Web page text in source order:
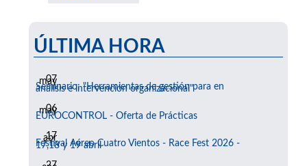
ÚLTIMA HORA
07
may
Seminario: "Herramientas de gestión para en
análisis e intervención organizacional"
06
may
EUROCONTROL - Oferta de Prácticas
17
abr
Festival Aéreo Cuatro Vientos - Race Fest 2026 -
17,18 y 19 abril